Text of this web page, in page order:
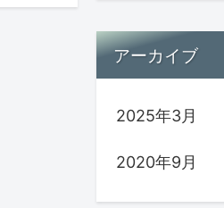
アーカイブ
2025年3月
2020年9月